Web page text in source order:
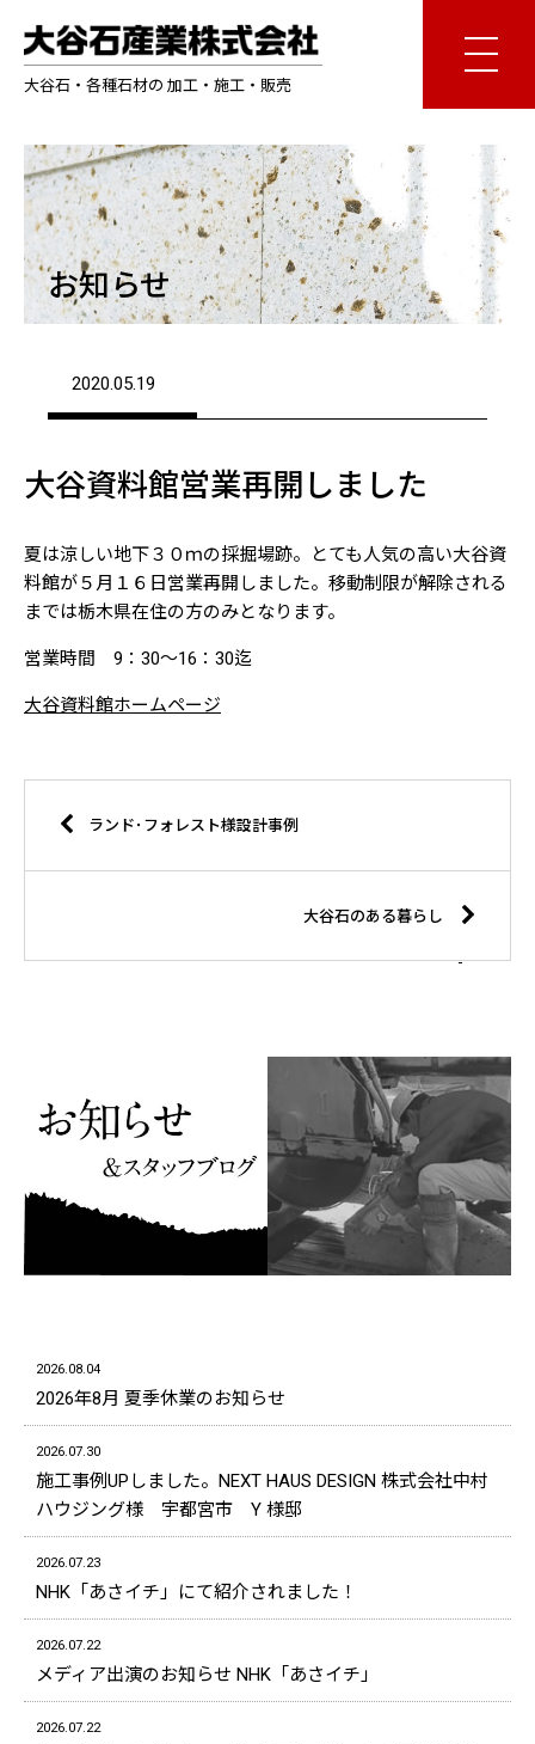
大谷石・各種石材の 加工・施工・販売
お知らせ
2020.05.19
大谷資料館営業再開しました
夏は涼しい地下３０ｍの採掘場跡。とても人気の高い大谷資
料館が５月１６日営業再開しました。移動制限が解除される
までは栃木県在住の方のみとなります。
営業時間 9：30～16：30迄
大谷資料館ホームページ
ランド･フォレスト様設計事例
大谷石のある暮らし
2026.08.04
2026年8月 夏季休業のお知らせ
2026.07.30
施工事例UPしました。NEXT HAUS DESIGN 株式会社中村
ハウジング様 宇都宮市 Y 様邸
2026.07.23
NHK「あさイチ」にて紹介されました！
2026.07.22
メディア出演のお知らせ NHK「あさイチ」
2026.07.22